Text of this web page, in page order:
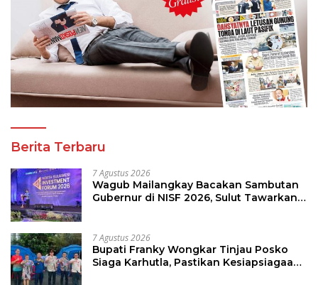
Berita Terbaru
7 Agustus 2026
Wagub Mailangkay Bacakan Sambutan
Gubernur di NISF 2026, Sulut Tawarkan
7 Agustus 2026
Bupati Franky Wongkar Tinjau Posko
Siaga Karhutla, Pastikan Kesiapsiagaan